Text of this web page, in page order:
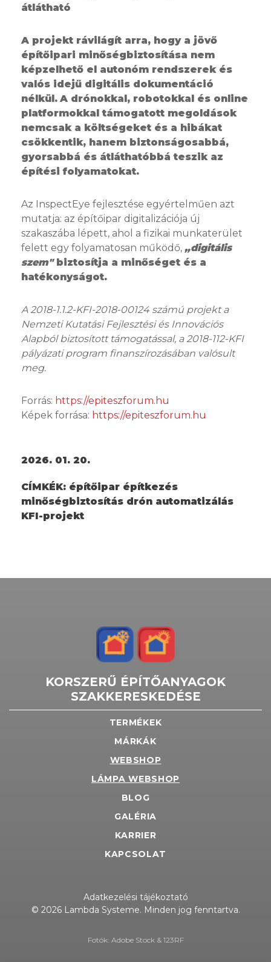
átlátható
A projekt rávilágít arra, hogy a jövő
építőipari minőségbiztosítása nem
képzelhető el autonóm rendszerek és
valós idejű digitális dokumentáció
nélkül. A drónokkal, robotokkal és online
platformokkal támogatott megoldások
nemcsak a költségeket és a hibákat
csökkentik, hanem biztonságosabbá,
gyorsabbá és átláthatóbbá teszik az
építési folyamatokat.
Az InspectEye fejlesztése egyértelműen azt
mutatja: az építőipar digitalizációja új
szakaszába lépett, ahol a fizikai munkaterület
felett egy folyamatosan működő, „digitális
szem"biztosítja a minőséget és a
hatékonyságot.
A 2018-1.1.2-KFI-2018-00124 számú projekt a
Nemzeti Kutatási Fejlesztési és Innovációs
Alapból biztosított támogatással, a 2018-112-KFI
pályázati program finanszírozásában valósult
meg.
Forrás: https://epiteszforum.hu
Képek forrása: https://epiteszforum.hu
2026. 01. 20.
CÍMKÉK: építőipar építkezés
minőségbiztosítás drón automatizálás
KFI-projekt
KORSZERŰ ÉPÍTŐANYAGOK
SZAKKERESKEDÉSE
TERMÉKEK
MÁRKÁK
WEBSHOP
LÁMPA WEBSHOP
BLOG
GALÉRIA
KARRIER
KAPCSOLAT
Adatkezelési tájékoztató
© 2026 Lambda Systeme. Minden jog fenntartva.
Fotók: Adobe Stock & 123RF